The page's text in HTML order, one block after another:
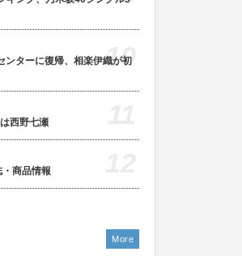
ンターに復帰、相楽伊織が初
10
西野七瀬
商品情報
More